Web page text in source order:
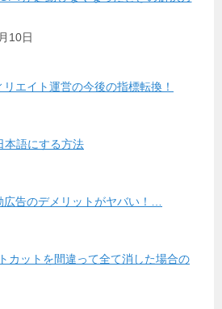
10日
エイト運営の今後の指標転換！
本語にする方法
告のデメリットがヤバい！…
カットを間違って全て消した場合の